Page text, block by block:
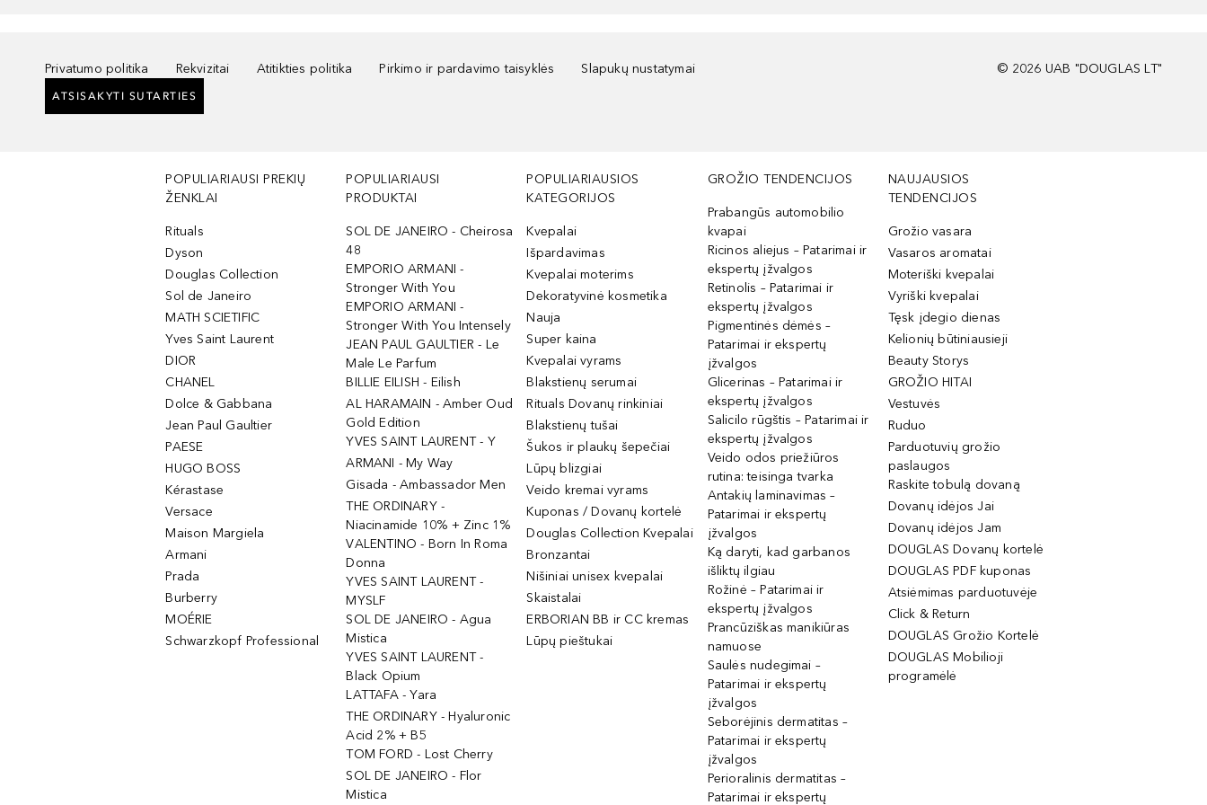
Privatumo politika Rekvizitai Atitikties politika Pirkimo ir pardavimo taisyklės Slapukų nustatymai
ATSISAKYTI SUTARTIES
© 2026 UAB "DOUGLAS LT"
POPULIARIAUSI PREKIŲ
ŽENKLAI
Rituals
Dyson
Douglas Collection
Sol de Janeiro
MATH SCIETIFIC
Yves Saint Laurent
DIOR
CHANEL
Dolce & Gabbana
Jean Paul Gaultier
PAESE
HUGO BOSS
Kérastase
Versace
Maison Margiela
Armani
Prada
Burberry
MOÉRIE
Schwarzkopf Professional
POPULIARIAUSI
PRODUKTAI
SOL DE JANEIRO - Cheirosa
48
EMPORIO ARMANI -
Stronger With You
EMPORIO ARMANI -
Stronger With You Intensely
JEAN PAUL GAULTIER - Le
Male Le Parfum
BILLIE EILISH - Eilish
AL HARAMAIN - Amber Oud
Gold Edition
YVES SAINT LAURENT - Y
ARMANI - My Way
Gisada - Ambassador Men
THE ORDINARY -
Niacinamide 10% + Zinc 1%
VALENTINO - Born In Roma
Donna
YVES SAINT LAURENT -
MYSLF
SOL DE JANEIRO - Agua
Mistica
YVES SAINT LAURENT -
Black Opium
LATTAFA - Yara
THE ORDINARY - Hyaluronic
Acid 2% + B5
TOM FORD - Lost Cherry
SOL DE JANEIRO - Flor
Mistica
POPULIARIAUSIOS
KATEGORIJOS
Kvepalai
Išpardavimas
Kvepalai moterims
Dekoratyvinė kosmetika
Nauja
Super kaina
Kvepalai vyrams
Blakstienų serumai
Rituals Dovanų rinkiniai
Blakstienų tušai
Šukos ir plaukų šepečiai
Lūpų blizgiai
Veido kremai vyrams
Kuponas / Dovanų kortelė
Douglas Collection Kvepalai
Bronzantai
Nišiniai unisex kvepalai
Skaistalai
ERBORIAN BB ir CC kremas
Lūpų pieštukai
GROŽIO TENDENCIJOS
Prabangūs automobilio
kvapai
Ricinos aliejus – Patarimai ir
ekspertų įžvalgos
Retinolis – Patarimai ir
ekspertų įžvalgos
Pigmentinės dėmės –
Patarimai ir ekspertų
įžvalgos
Glicerinas – Patarimai ir
ekspertų įžvalgos
Salicilo rūgštis – Patarimai ir
ekspertų įžvalgos
Veido odos priežiūros
rutina: teisinga tvarka
Antakių laminavimas –
Patarimai ir ekspertų
įžvalgos
Ką daryti, kad garbanos
išliktų ilgiau
Rožinė – Patarimai ir
ekspertų įžvalgos
Prancūziškas manikiūras
namuose
Saulės nudegimai –
Patarimai ir ekspertų
įžvalgos
Seborėjinis dermatitas –
Patarimai ir ekspertų
įžvalgos
Perioralinis dermatitas –
Patarimai ir ekspertų
NAUJAUSIOS
TENDENCIJOS
Grožio vasara
Vasaros aromatai
Moteriški kvepalai
Vyriški kvepalai
Tęsk įdegio dienas
Kelionių būtiniausieji
Beauty Storys
GROŽIO HITAI
Vestuvės
Ruduo
Parduotuvių grožio
paslaugos
Raskite tobulą dovaną
Dovanų idėjos Jai
Dovanų idėjos Jam
DOUGLAS Dovanų kortelė
DOUGLAS PDF kuponas
Atsiėmimas parduotuvėje
Click & Return
DOUGLAS Grožio Kortelė
DOUGLAS Mobilioji
programėlė